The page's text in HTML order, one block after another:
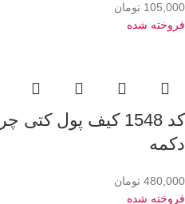
105,000 تومان
فروخته شده
کد 1548 کیف پول
دکمه
480,000 تومان
فروخته شده